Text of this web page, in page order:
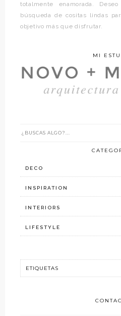
totalmente enamorada.
búsqueda de cositas lindas
objetivo más que disfrutar.
MI
DECO
INSPIRATION
INTERIORS
LIFESTYLE